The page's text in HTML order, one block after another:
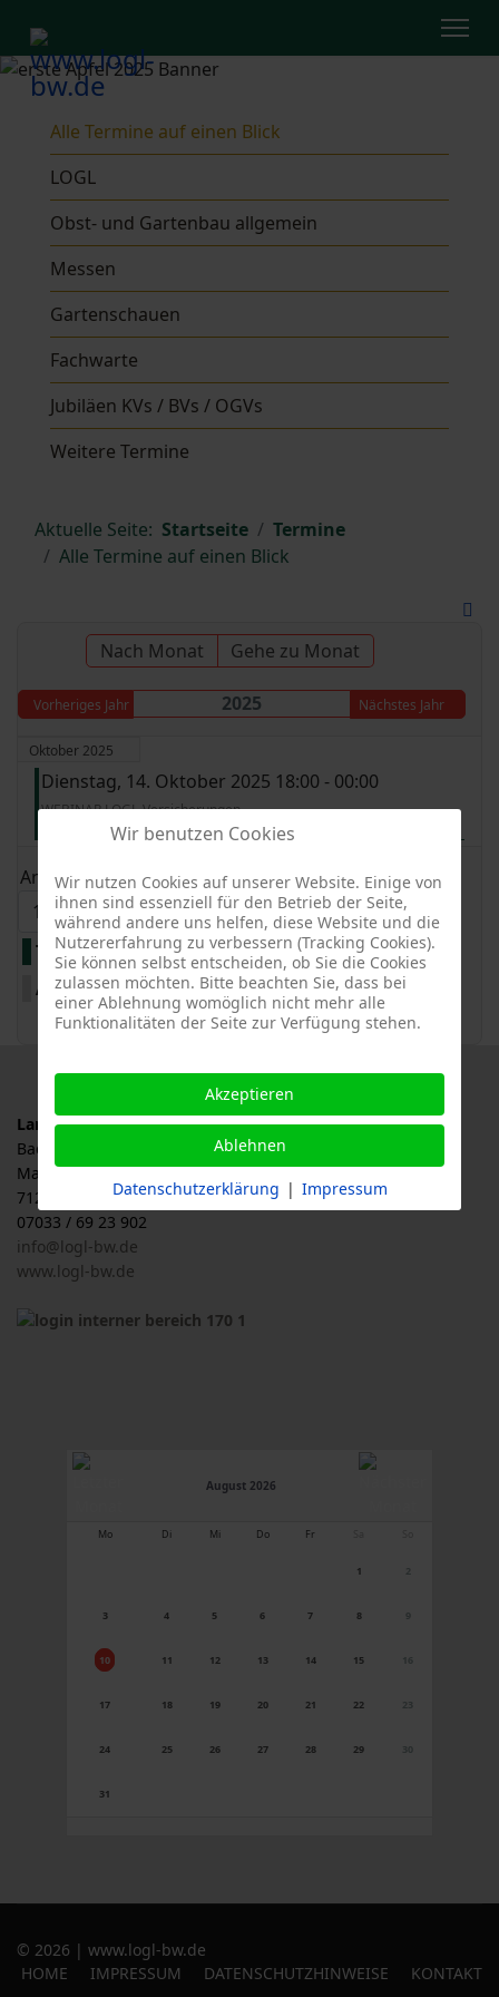
Alle Termine auf einen Blick
LOGL
Obst- und Gartenbau allgemein
Messen
Gartenschauen
Fachwarte
Jubiläen KVs / BVs / OGVs
Weitere Termine
Aktuelle Seite: Startseite
Termine
Alle Termine auf einen Blick
Nach Monat Gehe zu Monat
Vorheriges Jahr 2025 Nächstes Jahr
Oktober 2025
Dienstag, 14. Oktober 2025 18:00 - 00:00
WEBINAR LOGL-Versicherungen
Limite der Paginierungsliste
Anzeige #
Termine nur Funktionsträger OGV
Alle Kategorien ...
Landesverband für Obstbau, Garten und Landschaft
Baden-Württemberg e.V., LOGL
Malersbuckel 11
71263 Weil der Stadt
07033 / 69 23 902
info@logl-bw.de
www.logl-bw.de
August 2026
Mo Di Mi Do Fr
1 2
3 4 5 6 7 8 9
10 11 12 13 14 15 16
17 18 19 20 21 22 23
24 25 26 27 28 29 30
31
© 2026 | www.logl-bw.de
HOME
IMPRESSUM DATENSCHUTZHINWEISE KONTAKT
Wir benutzen Cookies
Wir nutzen Cookies auf unserer Website. Einige von
ihnen sind essenziell für den Betrieb der Seite,
während andere uns helfen, diese Website und die
Nutzererfahrung zu verbessern (Tracking Cookies).
Sie können selbst entscheiden, ob Sie die Cookies
zulassen möchten. Bitte beachten Sie, dass bei
einer Ablehnung womöglich nicht mehr alle
Funktionalitäten der Seite zur Verfügung stehen.
Akzeptieren
Ablehnen
Datenschutzerklärung | Impressum